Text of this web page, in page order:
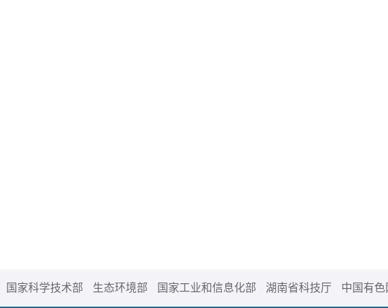
国家科学技术部 生态环境部 国家工业和信息化部 湖南省科技厅 中国有色